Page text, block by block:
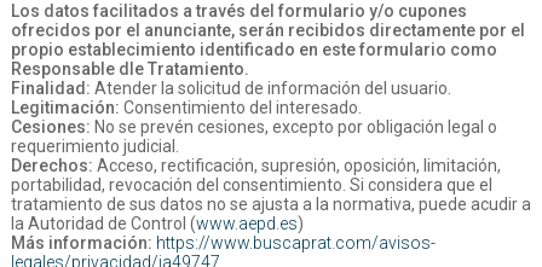
Los datos facilitados a través del formulario y/o cupones
ofrecidos por el anunciante, serán recibidos directamente por el
propio establecimiento identificado en este formulario como
Responsable dle Tratamiento.
Finalidad: Atender la solicitud de información del usuario.
Legitimación: Consentimiento del interesado.
Cesiones: No se prevén cesiones, excepto por obligación legal o
requerimiento judicial.
Derechos: Acceso, rectificación, supresión, oposición, limitación,
portabilidad, revocación del consentimiento. Si considera que el
tratamiento de sus datos no se ajusta a la normativa, puede acudir a
la Autoridad de Control (www.aepd.es)
Más información: https://www.buscaprat.com/avisos-
legales/privacidad/ia49747